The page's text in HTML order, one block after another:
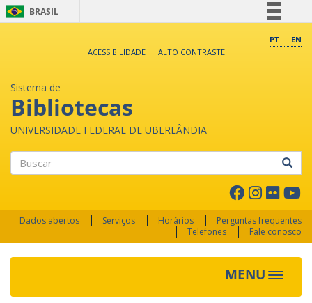
BRASIL
Comunica BR
PT
EN
ACESSIBILIDADE
ALTO CONTRASTE
Sistema de
Bibliotecas
UNIVERSIDADE FEDERAL DE UBERLÂNDIA
Dados abertos Serviços Horários
Perguntas frequentes
Telefones
Fale conosco
MENU Toggle